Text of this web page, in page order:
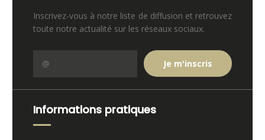
Inscrivez-vous à notre liste de diffusion et retrouvez
toute notre actualité sur les réseaux sociaux.
Informations pratiques